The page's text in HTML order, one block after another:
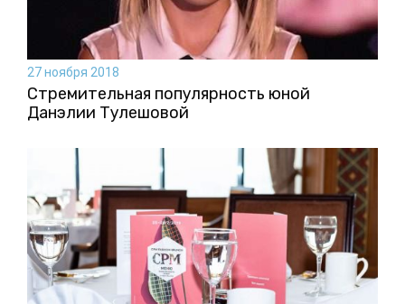
27 ноября 2018
Стремительная популярность юной
Данэлии Тулешовой